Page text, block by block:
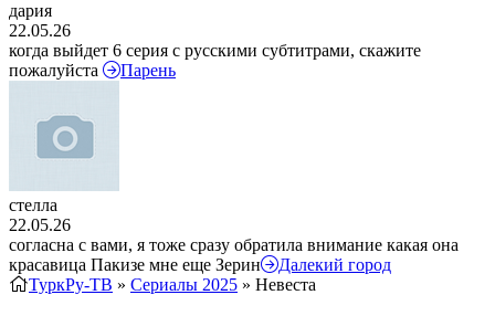
дария
22.05.26
когда выйдет 6 серия с русскими субтитрами, скажите
пожалуйста
Парень
стелла
22.05.26
согласна с вами, я тоже сразу обратила внимание какая она
красавица Пакизе мне еще Зерин
Далекий город
ТуркРу-ТВ » Сериалы 2025 » Невеста